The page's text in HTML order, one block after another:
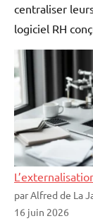
centraliser
logiciel RH
par Alfred de La
16 juin 2026